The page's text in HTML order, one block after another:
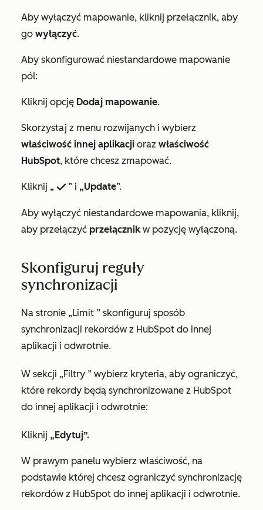
Aby wyłączyć mapowanie, kliknij przełącznik, aby
go wyłączyć.
Aby skonfigurować niestandardowe mapowanie
pól:
Kliknij opcję Dodaj mapowanie.
Skorzystaj z menu rozwijanych i wybierz
właściwość innej aplikacji oraz właściwość
HubSpot, które chcesz zmapować.
Kliknij „ success” i „Update”.
Aby wyłączyć niestandardowe mapowania, kliknij,
aby przełączyć przełącznikw pozycję wyłączoną.
Skonfiguruj reguły
synchronizacji
Na stronie „Limit ” skonfiguruj sposób
synchronizacji rekordów z HubSpot do innej
aplikacji i odwrotnie.
W sekcji „Filtry ” wybierz kryteria, aby ograniczyć,
które rekordy będą synchronizowane z HubSpot
do innej aplikacji i odwrotnie:
Kliknij „Edytuj”.
W prawym panelu wybierz właściwość, na
podstawie której chcesz ograniczyć synchronizację
rekordów z HubSpot do innej aplikacji i odwrotnie.